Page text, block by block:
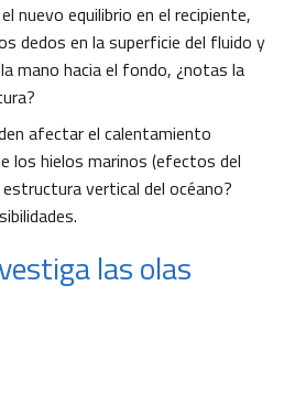
nuevo equilibrio en el recipiente,
dedos en la superficie del fluido y
mano hacia el fondo, ¿notas la
afectar el calentamiento
los hielos marinos (efectos del
vertical del océano?
las olas